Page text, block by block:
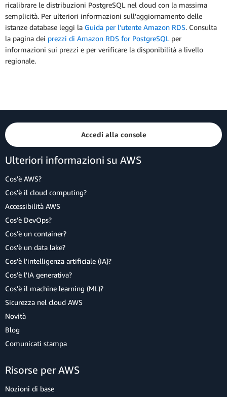
ricalibrare le distribuzioni PostgreSQL nel cloud con la massima
semplicità. Per ulteriori informazioni sull'aggiornamento delle
istanze database leggi la Guida per l’utente Amazon RDS. Consulta
la pagina dei prezzi di Amazon RDS for PostgreSQL per
informazioni sui prezzi e per verificare la disponibilità a livello
regionale.
Accedi alla console
Ulteriori informazioni su AWS
Cos'è AWS?
Cos'è il cloud computing?
Accessibilità AWS
Cos'è DevOps?
Cos'è un container?
Cos'è un data lake?
Cos'è l'intelligenza artificiale (IA)?
Cos'è l'IA generativa?
Cos'è il machine learning (ML)?
Sicurezza nel cloud AWS
Novità
Blog
Comunicati stampa
Risorse per AWS
Nozioni di base